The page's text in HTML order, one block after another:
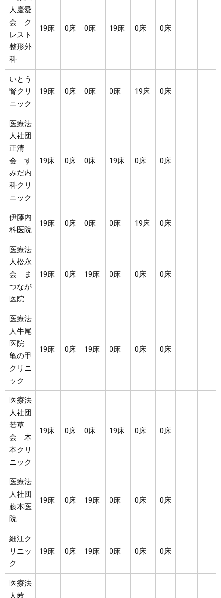
人慶愛
会 ク
レスト
整形外
科
19床 0床 0床 19床 0床 0床
いとう
腎クリ
ニック
19床 0床 0床 0床 19床 0床
医療法
人社団
正清
会 す
みだ内
科クリ
ニック
19床 0床 0床 19床 0床 0床
伊藤内
科医院
19床 0床 0床 0床 19床 0床
医療法
人松永
会 ま
つなが
医院
19床 0床 19床 0床 0床 0床
医療法
人牛尾
医院
亀の甲
クリニ
ック
19床 0床 19床 0床 0床 0床
医療法
人社団
若草
会 木
本クリ
ニック
19床 0床 0床 19床 0床 0床
医療法
人社団
藤本医
院
19床 0床 19床 0床 0床 0床
細江ク
リニッ
ク
19床 0床 19床 0床 0床 0床
医療法
人茜